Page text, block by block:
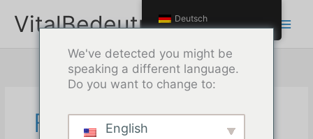
InhaltVitalBedeutung
Fähigkeiten
Deutsch
We've detected you might be
speaking a different language.
Do you want to change to:
English